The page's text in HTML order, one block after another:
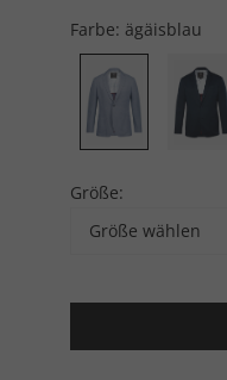
Farbe: ägäisblau
Größe:
Größe wählen